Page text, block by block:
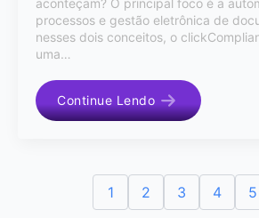
aconteçam? O principal foco é a
processos e gestão eletrônica de
nesses dois conceitos, o
uma…
Continue Lendo
1 2 3 4 5